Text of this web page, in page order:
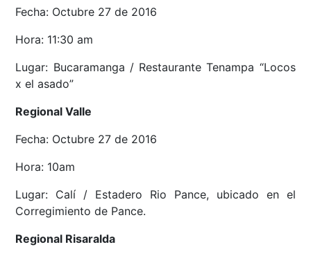
Fecha: Octubre 27 de 2016
Hora: 11:30 am
Lugar: Bucaramanga / Restaurante Tenampa “Locos
x el asado”
Regional Valle
Fecha: Octubre 27 de 2016
Hora: 10am
Lugar: Calí / Estadero Rio Pance, ubicado en el
Corregimiento de Pance.
Regional Risaralda